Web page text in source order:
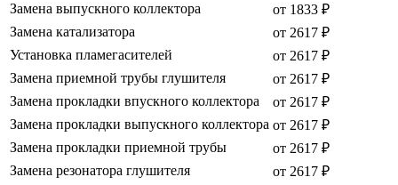
Замена выпускного коллектора
от 1833 ₽
Замена катализатора
от 2617 ₽
Установка пламегасителей
от 2617 ₽
Замена приемной трубы глушителя
от 2617 ₽
Замена прокладки впускного коллектора
от 2617 ₽
Замена прокладки выпускного коллектора от 2617 ₽
Замена прокладки приемной трубы
от 2617 ₽
Замена резонатора глушителя
от 2617 ₽